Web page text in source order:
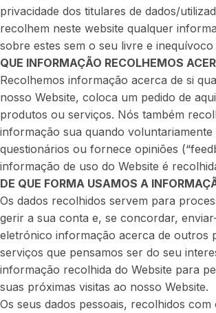
privacidade dos titulares de dados/
recolhem neste website qualquer
sobre estes sem o seu livre e
QUE INFORMAÇÃO RECOLHEMOS
Recolhemos informação acerca de si
nosso Website, coloca um pedido de
produtos ou serviços. Nós também
informação sua quando voluntariamente
questionários ou fornece opiniões
informação de uso do Website é
DE QUE FORMA USAMOS A
Os dados recolhidos servem para
gerir a sua conta e, se concordar,
eletrónico informação acerca de outros
serviços que pensamos ser do seu
informação recolhida do Website para
suas próximas visitas ao nosso Website.
Os seus dados pessoais, recolhidos com